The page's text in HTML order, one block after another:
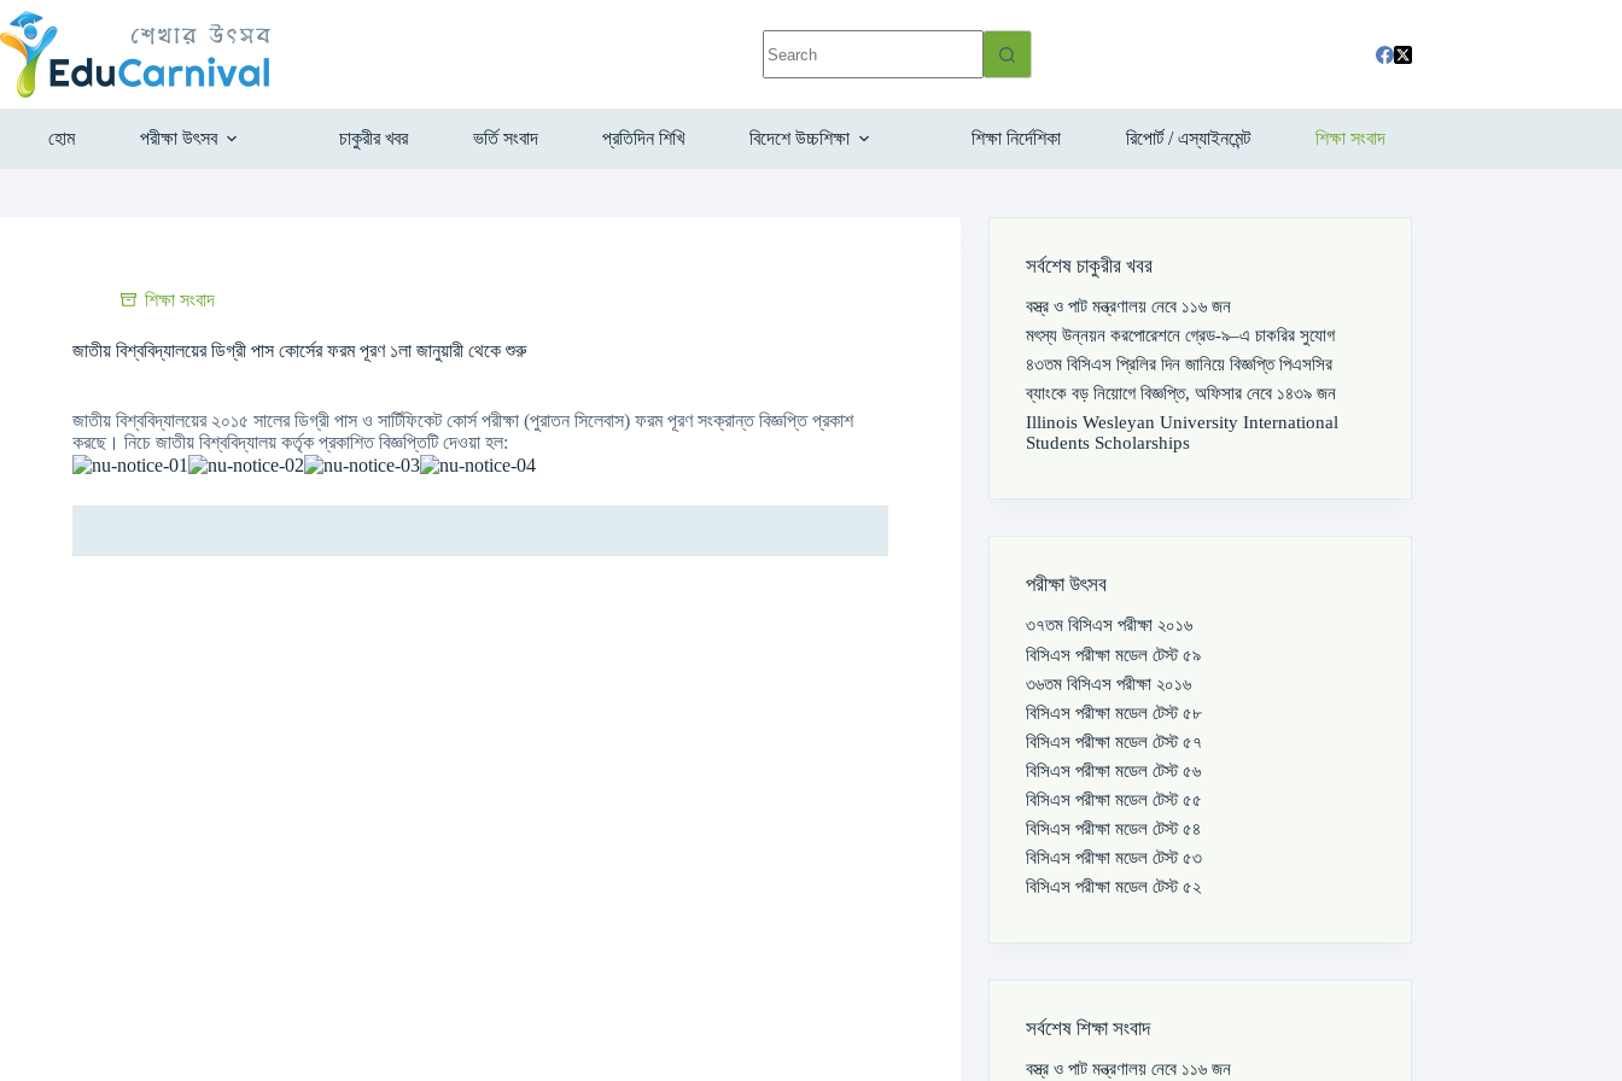
হোম পরীক্ষা উৎসব চাকুরীর খবর ভর্তি সংবাদ প্রতিদিন শিখি বিদেশে উচ্চশিক্ষা শিক্ষা নির্দেশিকা রিপোর্ট / এস্যাইনমেন্ট শিক্ষা সংবাদ
শিক্ষা সংবাদ
জাতীয় বিশ্ববিদ্যালয়ের ডিগ্রী পাস কোর্সের ফরম পূরণ ১লা জানুয়ারী থেকে শুরু
জাতীয় বিশ্ববিদ্যালয়ের ২০১৫ সালের ডিগ্রী পাস ও সার্টিফিকেট কোর্স পরীক্ষা (পুরাতন সিলেবাস) ফরম পূরণ সংক্রান্ত বিজ্ঞপ্তি প্রকাশ
করছে। নিচে জাতীয় বিশ্ববিদ্যালয় কর্তৃক প্রকাশিত বিজ্ঞপ্তিটি দেওয়া হল:
সর্বশেষ চাকুরীর খবর
বস্ত্র ও পাট মন্ত্রণালয় নেবে ১১৬ জন
মৎস্য উন্নয়ন করপোরেশনে গ্রেড-৯–এ চাকরির সুযোগ
৪৩তম বিসিএস প্রিলির দিন জানিয়ে বিজ্ঞপ্তি পিএসসির
ব্যাংকে বড় নিয়োগে বিজ্ঞপ্তি, অফিসার নেবে ১৪৩৯ জন
Illinois Wesleyan University International
Students Scholarships
পরীক্ষা উৎসব
৩৭তম বিসিএস পরীক্ষা ২০১৬
বিসিএস পরীক্ষা মডেল টেস্ট ৫৯
৩৬তম বিসিএস পরীক্ষা ২০১৬
বিসিএস পরীক্ষা মডেল টেস্ট ৫৮
বিসিএস পরীক্ষা মডেল টেস্ট ৫৭
বিসিএস পরীক্ষা মডেল টেস্ট ৫৬
বিসিএস পরীক্ষা মডেল টেস্ট ৫৫
বিসিএস পরীক্ষা মডেল টেস্ট ৫৪
বিসিএস পরীক্ষা মডেল টেস্ট ৫৩
বিসিএস পরীক্ষা মডেল টেস্ট ৫২
সর্বশেষ শিক্ষা সংবাদ
বস্ত্র ও পাট মন্ত্রণালয় নেবে ১১৬ জন